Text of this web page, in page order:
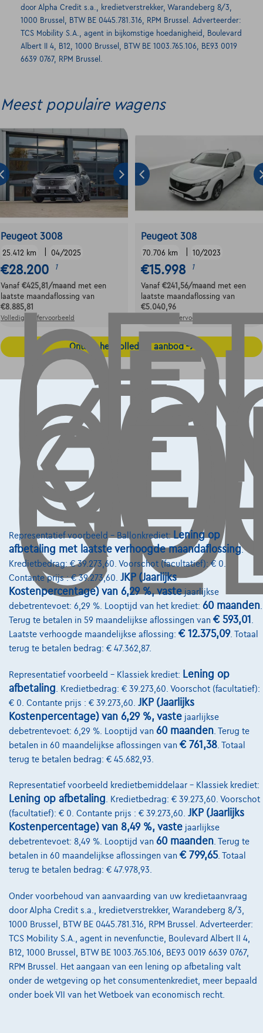
door Alpha Credit s.a., kredietverstrekker, Warandeberg 8/3,
1000 Brussel, BTW BE 0445.781.316, RPM Brussel. Adverteerder:
TCS Mobility S.A., agent in bijkomstige hoedanigheid, Boulevard
Albert II 4, B12, 1000 Brussel, BTW BE 1003.765.106, BE93 0019
6639 0767, RPM Brussel.
Meest populaire wagens
Peugeot 3008
25.412 km 04/2025
€28.200 1
Vanaf €425,81 /maand met een
laatste maandaflossing van
€8.885,81
Volledige cijfervoorbeeld
Peugeot 308
70.706 km 10/2023
€15.998 1
Vanaf €241,56/maand met een
laatste maandaflossing van
€5.040,96
Volledige cijfervoorbeeld
Ontdek het volledige aanbod
OP,
Representatief voorbeeld – Ballonkrediet: Lening op
afbetaling met laatste verhoogde maandaflossing.
Kredietbedrag: € 39.273,60. Voorschot (facultatief): € 0.
Contante prijs : € 39.273,60. JKP (Jaarlijks
Kostenpercentage) van 6,29 %, vaste jaarlijkse
debetrentevoet: 6,29 %. Looptijd van het krediet: 60 maanden
Terug te betalen in 59 maandelijkse aflossingen van € 593,01
Laatste verhoogde maandelijkse aflossing: € 12.375,09. Totaal
terug te betalen bedrag: € 47.362,87.
Representatief voorbeeld – Klassiek krediet: Lening op
afbetaling . Kredietbedrag: € 39.273,60. Voorschot (facultatief):
€ 0. Contante prijs : € 39.273,60. JKP (Jaarlijks
Kostenpercentage) van 6,29 %, vaste jaarlijkse
debetrentevoet: 6,29 %. Looptijd van 60 maanden . Terug te
betalen in 60 maandelijkse aflossingen van € 761,38 . Totaal
terug te betalen bedrag: € 45.682,93.
Representatief voorbeeld kredietbemiddelaar – Klassiek krediet:
Lening op afbetaling. Kredietbedrag: € 39.273,60. Voorschot
(facultatief): € 0. Contante prijs : € 39.273,60. JKP (Jaarlijks
Kostenpercentage) van 8,49 %, vaste jaarlijkse
debetrentevoet: 8,49 %. Looptijd van 60 maanden. Terug te
betalen in 60 maandelijkse aflossingen van € 799,65. Totaal
terug te betalen bedrag: € 47.978,93.
Onder voorbehoud van aanvaarding van uw kredietaanvraag
door Alpha Credit s.a., kredietverstrekker, Warandeberg 8/3,
1000 Brussel, BTW BE 0445.781.316, RPM Brussel. Adverteerder:
TCS Mobility S.A., agent in nevenfunctie, Boulevard Albert II 4,
B12, 1000 Brussel, BTW BE 1003.765.106, BE93 0019 6639 0767,
RPM Brussel. Het aangaan van een lening op afbetaling valt
onder de wetgeving op het consumentenkrediet, meer bepaald
onder boek VII van het Wetboek van economisch recht.
Contact
info@touringcarselect.be
Koning Albert II-laan 4, B12
1000 Brussel
Diensten & Oplossingen
Pechverhelping verzekering
Financiering
Autoverzekering
Over Ons
Word klant
Wie zijn we
Kwaliteitscharter
Onze dealers
Onze partners
Onze team
Contact
@2024 TCS Mobility SA/NV Copyright
Bijstandsvoorwaarden
Privacyverklaring